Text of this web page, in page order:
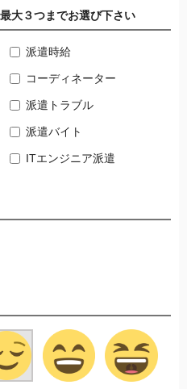
大３つまでお選び下さい
派遣時給
コーディネーター
派遣トラブル
派遣バイト
ITエンジニア派遣